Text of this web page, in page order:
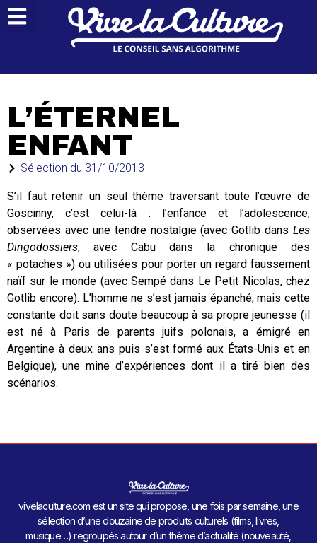
L’ÉTERNEL
ENFANT
Sélection du 31/10/2013
S’il faut retenir un seul thème traversant toute l’œuvre de
Goscinny, c’est celui-là : l’enfance et l’adolescence,
observées avec une tendre nostalgie (avec Gotlib dans Les
Dingodossiers, avec Cabu dans la chronique des
« potaches ») ou utilisées pour porter un regard faussement
naïf sur le monde (avec Sempé dans Le Petit Nicolas, chez
Gotlib encore). L’homme ne s’est jamais épanché, mais cette
constante doit sans doute beaucoup à sa propre jeunesse (il
est né à Paris de parents juifs polonais, a émigré en
Argentine à deux ans puis s’est formé aux États-Unis et en
Belgique), une mine d’expériences dont il a tiré bien des
scénarios.
vivelaculture.com est un site qui propose, une fois par semaine, une
sélection d’une douzaine de produits culturels (films, livres,
musique…) regroupés autour d’un thème d’actualité (nouveauté,